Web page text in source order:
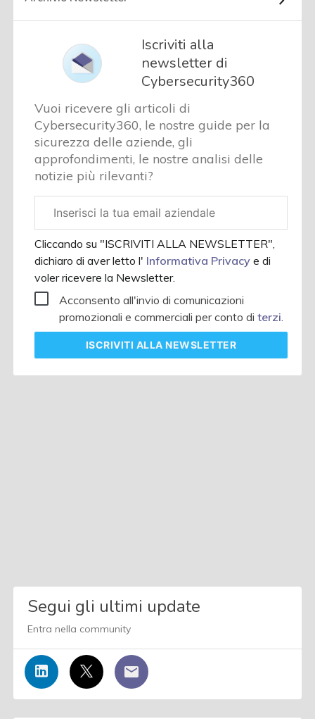
Iscriviti alla
newsletter di
Cybersecurity360
Vuoi ricevere gli articoli di
Cybersecurity360, le nostre guide per la
sicurezza delle aziende, gli
approfondimenti, le nostre analisi delle
notizie più rilevanti?
aziendale
Cliccando su "ISCRIVITI ALLA NEWSLETTER",
dichiaro di aver letto l' Informativa Privacye di
voler ricevere la Newsletter.
Acconsento all'invio di comunicazioni
promozionali e commerciali per conto diterzi.
ISCRIVITI ALLA NEWSLETTER
Segui gli ultimi update
Entra nella community